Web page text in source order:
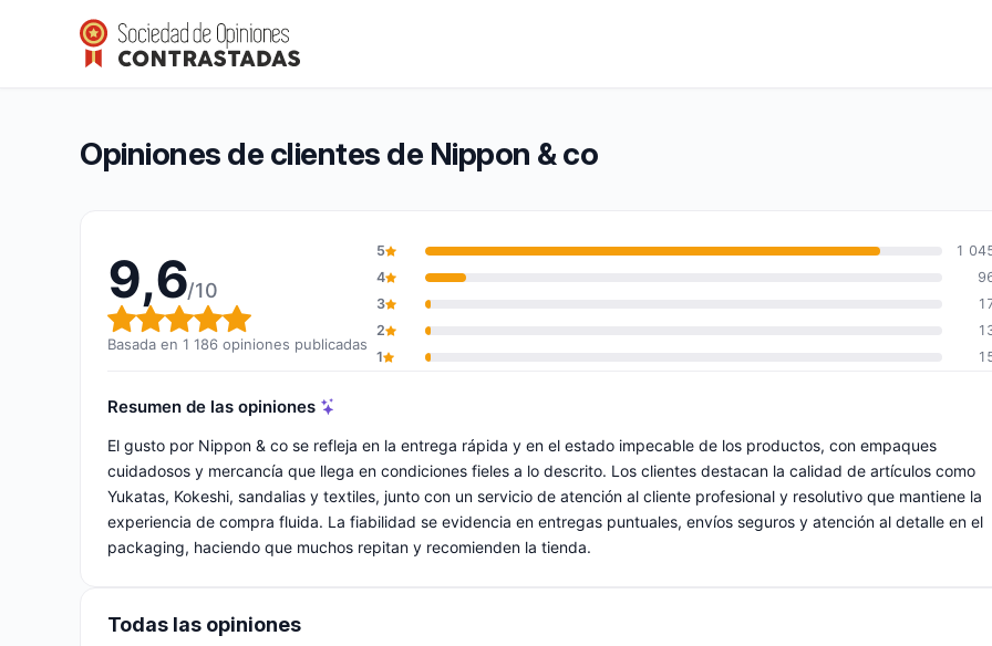
Nippon & co
Calificación global: 9,6 de 10
9,6/10(1 186 opiniones)
Opiniones de clientes de Nippon & co
9,6/10
Calificación global: 9,6 de 10
Basada en 1 186 opiniones publicadas
5
1
4
3
2
1
Resumen de las opiniones
El gusto por Nippon & co se refleja en la entrega rápida y en el estado impecable de los productos, con empaques
cuidadosos y mercancía que llega en condiciones fieles a lo descrito. Los clientes destacan la calidad de artículos como
Yukatas, Kokeshi, sandalias y textiles, junto con un servicio de atención al cliente profesional y resolutivo que mantiene la
experiencia de compra fluida. La fiabilidad se evidencia en entregas puntuales, envíos seguros y atención al detalle en el
packaging, haciendo que muchos repitan y recomienden la tienda.
Todas las opiniones